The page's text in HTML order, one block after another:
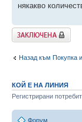
някакво
Заключена
Назад към Покупка
КОЙ Е НА ЛИНИЯ
Регистрирани
Форум